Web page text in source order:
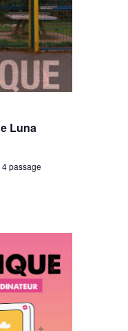
Luna
4 passage